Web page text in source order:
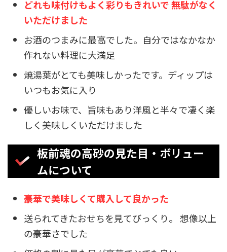
どれも味付けもよく彩りもきれいで 無駄がなく
いただけました
お酒のつまみに最高でした。自分ではなかなか
作れない料理に大満足
焼湯葉がとても美味しかったです。ディップは
いつもお気に入り
優しいお味で、旨味もあり洋風と半々で凄く楽
しく美味しくいただけました
板前魂の高砂の見た目・ボリュー
ムについて
豪華で美味しくて購入して良かった
送られてきたおせちを見てびっくり。 想像以上
の豪華さでした